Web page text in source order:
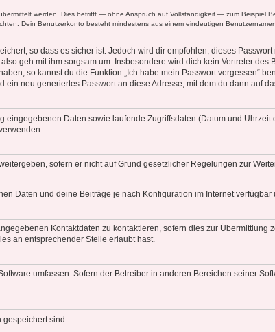
werden. Dies betrifft — ohne Anspruch auf Vollständigkeit — zum Beispiel
Dein Benutzerkonto besteht mindestens aus einem eindeutigen
so dass es sicher ist. Jedoch wird dir empfohlen, dieses
geh mit ihm sorgsam um. Insbesondere wird dich kein Vertreter
so kannst du die Funktion „Ich habe mein Passwort vergessen“
neu generiertes Passwort an diese Adresse, mit dem du dann auf
eingegebenen Daten sowie laufende Zugriffsdaten (Datum und
sofern er nicht auf Grund gesetzlicher Regelungen zur
Daten und deine Beiträge je nach Konfiguration im Internet
Kontaktdaten zu kontaktieren, sofern dies zur
an entsprechender Stelle erlaubt hast.
umfassen. Sofern der Betreiber in anderen Bereichen seiner
sind.